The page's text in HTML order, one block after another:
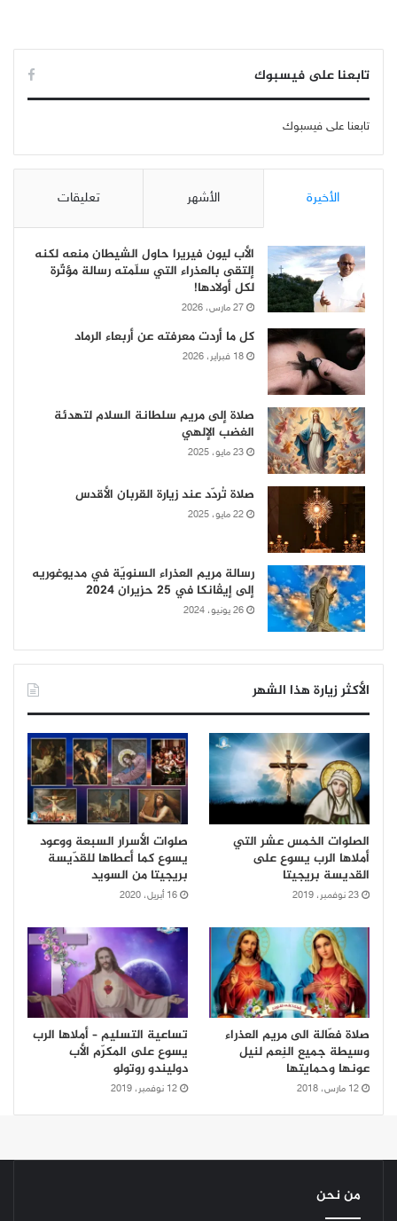
تابعنا على فيسبوك
تابعنا على فيسبوك
الأخيرة الأشهر تعليقات
الأب ليون فيريرا حاول الشيطان منعه لكنه
إلتقى بالعذراء التي سلّمته رسالة مؤثّرة
لكل أولادها!
27 مارس، 2026
كل ما أردت معرفته عن أربعاء الرماد
18 فبراير، 2026
صلاة إلى مريم سلطانة السلام لتهدئة
الغضب الإلهي
23 مايو، 2025
صلاة تُردّد عند زيارة القربان الأقدس
22 مايو، 2025
رسالة مريم العذراء السنويّة في مديوغوريه
إلى إيڤانكا في 25 حزيران 2024
26 يونيو، 2024
الأكثر زيارة هذا الشهر
الصلوات الخمس عشر التي
أملاها الرب يسوع على
القديسة بريجيتا
23 نوفمبر، 2019
صلوات الأسرار السبعة ووعود
يسوع كما أعطاها للقدّيسة
بريجيتا من السويد
16 أبريل، 2020
صلاة فعّالة الى مريم العذراء
وسيطة جميع النِعم لنيل
عونها وحمايتها
12 مارس، 2018
تساعية التسليم – أملاها الرب
يسوع على المكرّم الأب
دوليندو روتولو
12 نوفمبر، 2019
من نحن